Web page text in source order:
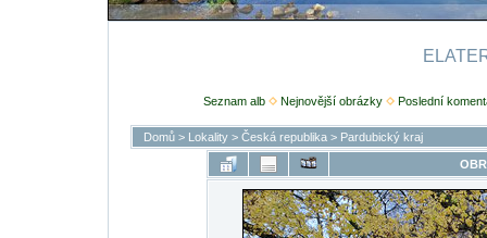
Seznam alb Nejnovější obrázky Poslední
Domů> Lokality> Česká republika> Pardubický kraj